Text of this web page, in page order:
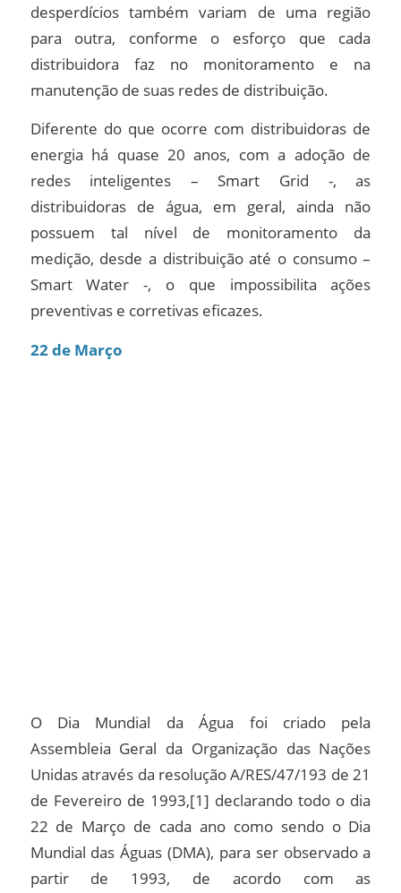
desperdícios também variam de uma região
para outra, conforme o esforço que cada
distribuidora faz no monitoramento e na
manutenção de suas redes de distribuição.
Diferente do que ocorre com distribuidoras de
energia há quase 20 anos, com a adoção de
redes inteligentes – Smart Grid -, as
distribuidoras de água, em geral, ainda não
possuem tal nível de monitoramento da
medição, desde a distribuição até o consumo –
Smart Water -, o que impossibilita ações
preventivas e corretivas eficazes.
22 de Março
O Dia Mundial da Água foi criado pela
Assembleia Geral da Organização das Nações
Unidas através da resolução A/RES/47/193 de 21
de Fevereiro de 1993,[1] declarando todo o dia
22 de Março de cada ano como sendo o Dia
Mundial das Águas (DMA), para ser observado a
partir de 1993, de acordo com as